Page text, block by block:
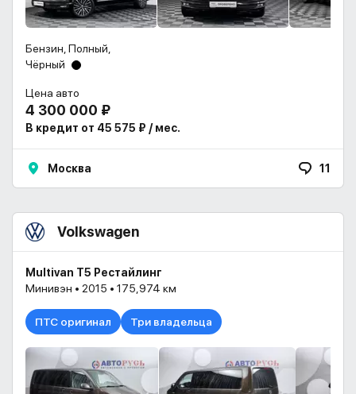
Бензин, Полный,
Чёрный
Цена авто
4 300 000 ₽
В кредит от 45 575 ₽ / мес.
Москва 11
Volkswagen
Multivan T5 Рестайлинг
Минивэн • 2015 • 175,974 км
ПТС оригинал Три владельца